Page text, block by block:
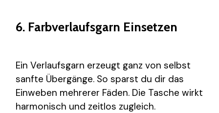
6. Farbverlaufsgarn Einsetzen
Ein Verlaufsgarn erzeugt ganz von selbst
sanfte Übergänge. So sparst du dir das
Einweben mehrerer Fäden. Die Tasche wirkt
harmonisch und zeitlos zugleich.